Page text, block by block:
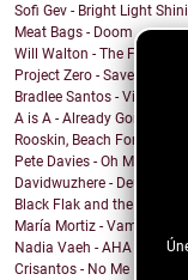
Sofi Gev - Bright Light
Meat Bags - Doom
Will Walton - The Fine Line
Project Zero - Save the Date
Bradlee Santos - Violent
A is A - Already Gone
Rooskin, Beach For Tiger -
Pete Davies - Oh My God
Davidwuzhere - Deuces
Black Flak and the
María Mortiz - Vampiro
Nadia Vaeh - AHA
Crisantos - No Me Digas